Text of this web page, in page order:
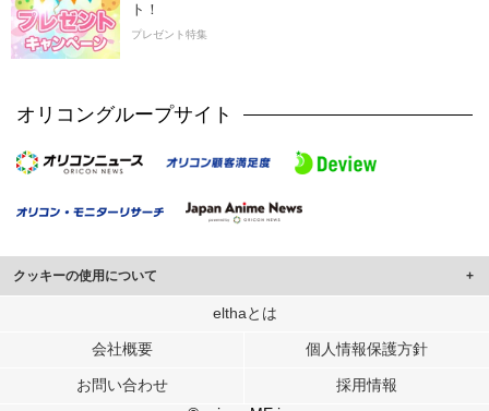
ト！
プレゼント特集
オリコングループサイト
クッキーの使用について
このサイトでは Cookie を使用して、ユーザーに合わせたコンテンツや広告の
行っています。
メディアや広告配信、データ解析の各パートナーに提供しています。
各パートナーは、この情報とユーザーが各パートナーに提供した他の情報や、
elthaとは
会社概要 個人情報保護方針
お問い合わせ
採用情報